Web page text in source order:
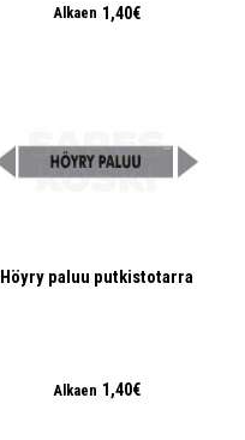
Alkaen 1,40€
Höyry paluu putkistotarra
Alkaen 1,40€